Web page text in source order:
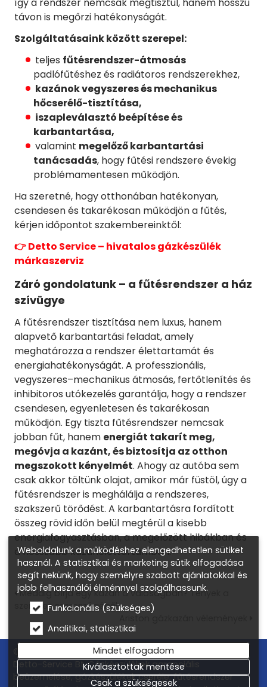
távon is megőrzi hatékonyságát.
Szolgáltatásaink között szerepel:
teljes fűtésrendszer-átmosás
padlófűtéshez és radiátoros rendszerekhez,
kazánok vegyszeres és mechanikus
hőcserélő-tisztítása,
iszapleválasztó beépítése és
karbantartása,
valamint megelőző karbantartási
tanácsadás, hogy fűtési rendszere évekig
problémamentesen működjön.
Ha szeretné, hogy otthonában hatékonyan,
csendesen és takarékosan működjön a fűtés,
kérjen időpontot szakembereinktől:
👉 Detto Service – hivatalos gázkészülék
márkaszerviz
Záró gondolatunk – a fűtésrendszer a ház
szívügye
A fűtésrendszer tisztítása nem luxus, hanem
alapvető karbantartási feladat, amely
meghatározza a rendszer élettartamát és
energiahatékonyságát. A professzionális,
vegyszeres–mechanikus átmosás, fertőtlenítés és
inhibitoros utókezelés garantálja, hogy a rendszer
csendesen, egyenletesen és takarékosan
működjön. Egy tiszta fűtésrendszer nemcsak
jobban fűt, hanem energiát takarít meg,
megóvja a kazánt, és biztosítja az otthon
megszokott kényelmét. Ahogy az autóba sem
csak akkor töltünk olajat, amikor már füstöl, úgy a
fűtésrendszer is meghálálja a rendszeres,
szakszerű törődést. A karbantartásra fordított
összeg rövid időn belül megtérül a kisebb
energiafogyasztásban, a megelőzött hibákban és
a hosszabb kazánélettartamban.
Meddig bírja egy kazán a valóságban? Tények a
szervizes szemszögéből
© 2026 Gázkazán csere, gázkészülék márkaszerviz –
Detto-Service Bt. Gázkészülékek garanciális
beüzemelése, gázkészülékek cseréje, fűtésrendszer
Weboldalunk a működéshez elengedhetetlen sütiket
használ. A statisztikai és marketing sütik elfogadása
segít nekünk, hogy személyre szabott ajánlatokkal és
jobb felhasználói élménnyel szolgálhassunk.
Funkcionális (szükséges)
Analitikai, statisztikai
Mindet elfogadom
Kiválasztottak mentése
Csak a szükségesek